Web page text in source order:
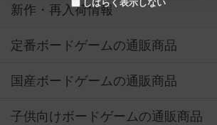
しばらく表示しない
新作・再入荷情報
定番ボードゲームの通販商品
国産ボードゲームの通販商品
子供向けボードゲームの通販商品